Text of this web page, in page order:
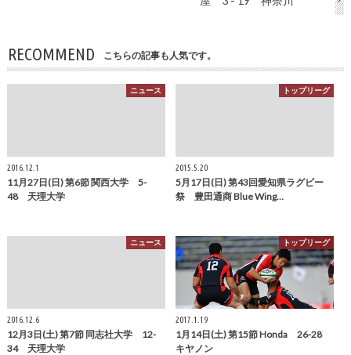
RECOMMEND こちらの記事も人気です。
ニュース
2016.12.1
11月27日(日) 第6節 関西大学 5-
48 天理大学
トップリーグ
2015.5.20
5月17日(日) 第43回愛知県ラグビー
祭 豊田通商 Blue Wing…
ニュース
2016.12.6
12月3日(土) 第7節 同志社大学 12-
34 天理大学
トップリーグ
2017.1.19
1月14日(土) 第15節 Honda 26-28
キヤノン